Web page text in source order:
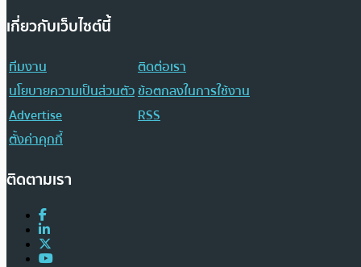
เกี่ยวกับเว็บไซต์นี้
ทีมงาน
ติดต่อเรา
นโยบายความเป็นส่วนตัวข้อตกลงในการใช้งาน
Advertise
RSS
ตั้งค่าคุกกี้
ติดตามเรา